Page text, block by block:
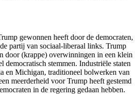
gewonnen heeft door de democraten,
partij van sociaal-liberaal links. Trump
door (krappe) overwinningen in een klein
democratisch stemmen. Industriële staten
en Michigan, traditioneel bolwerken van
meerderheid voor Trump heeft gestemd
in de regering gedaan hebben.